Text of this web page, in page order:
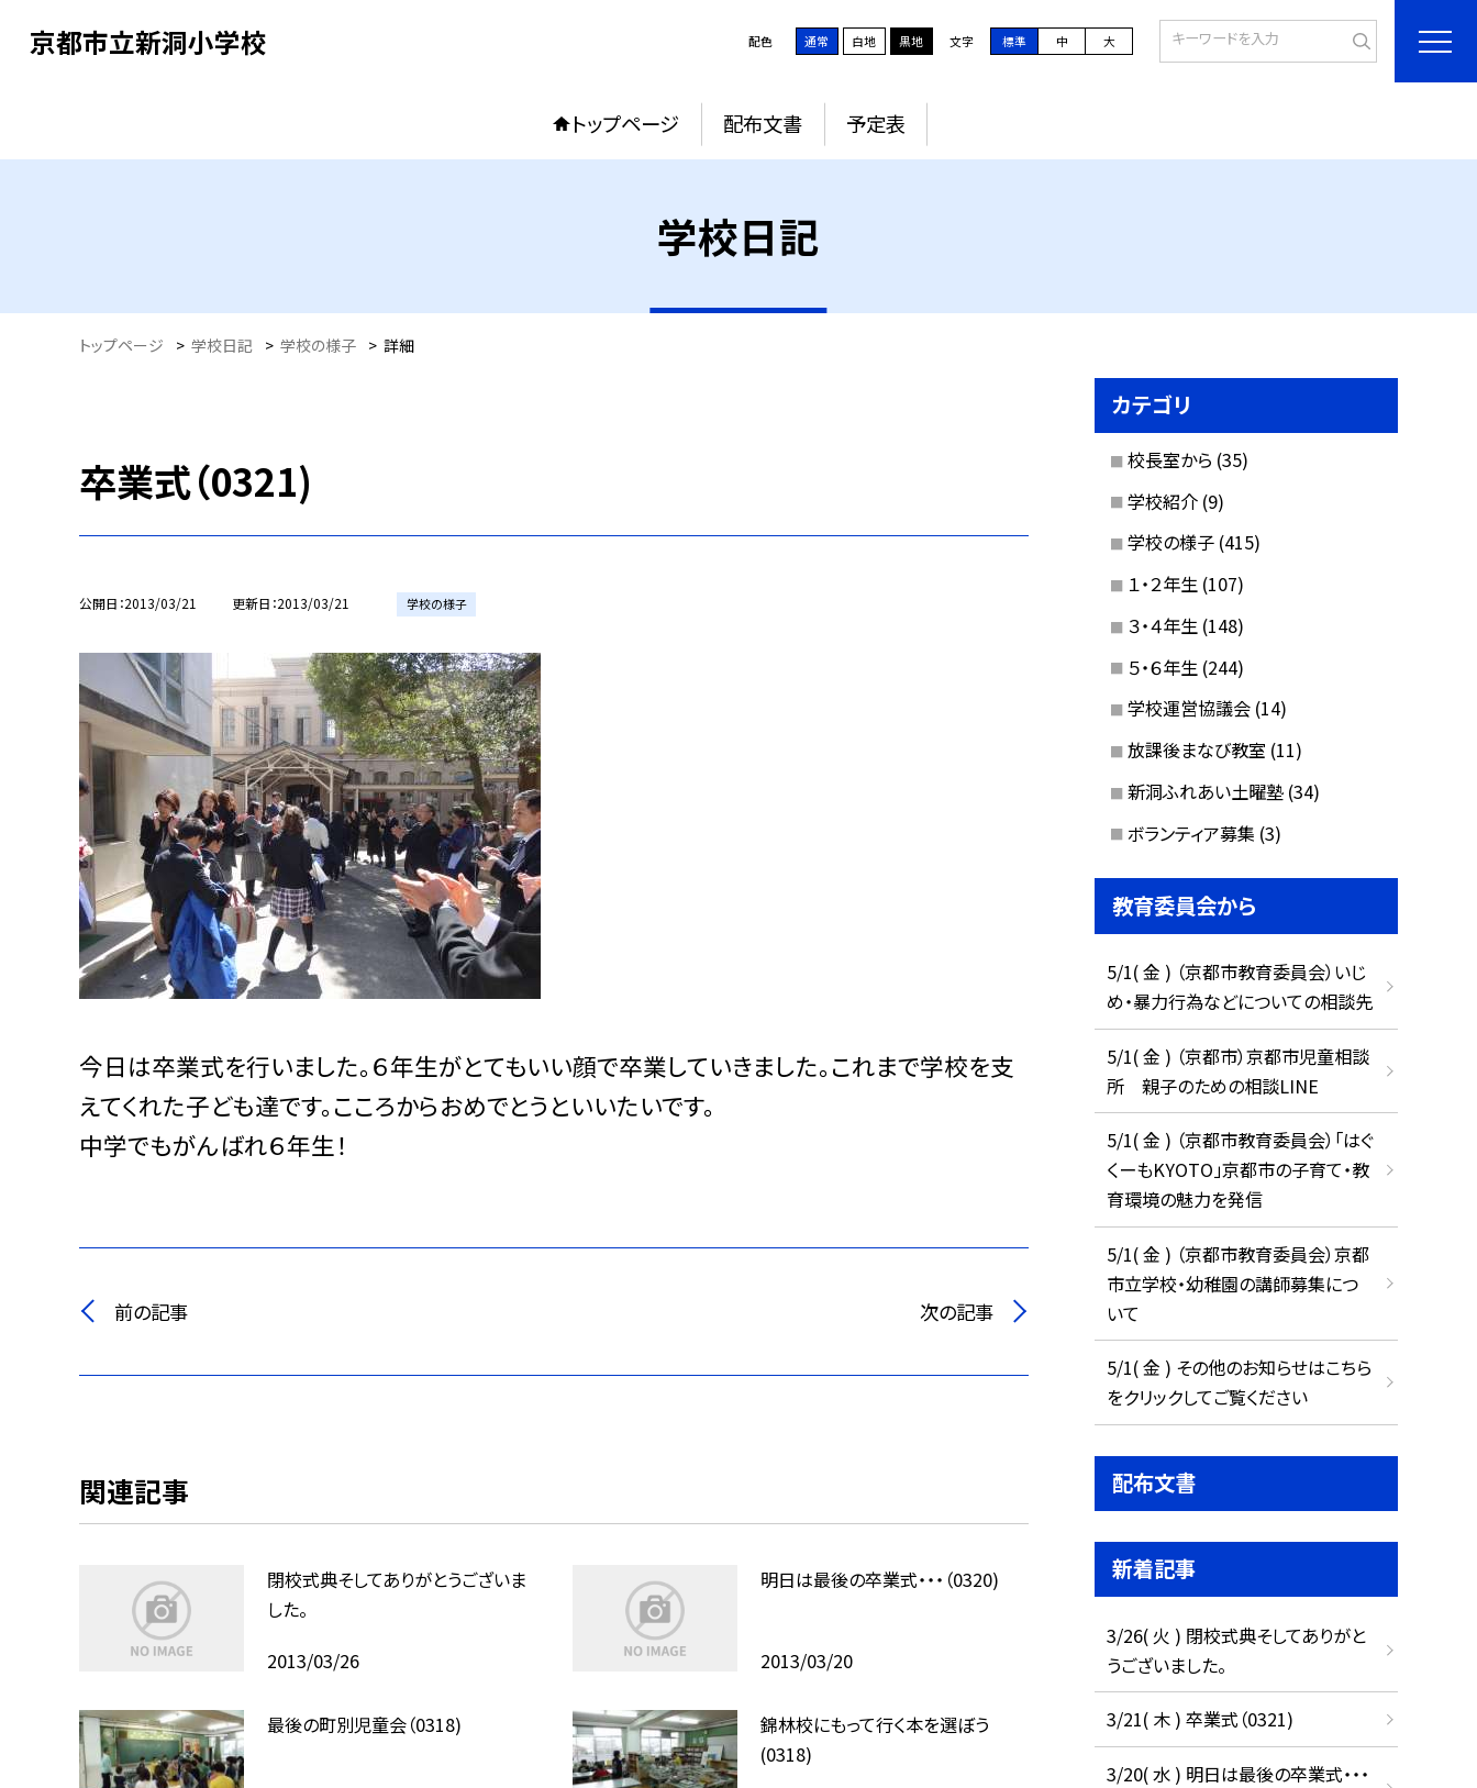
京都市立新洞小学校 配色 通常 白地 黒地 文字 標準 中 大
トップページ 配布文書 予定表
学校日記
トップページ > 学校日記 > 学校の様子 > 詳細
卒業式（0321)
公開日 2013/03/21 更新日 2013/03/21 学校の様子
今日は卒業式を行いました。６年生がとてもいい顔で卒業していきました。これまで学校を支
えてくれた子ども達です。こころからおめでとうといいたいです。
中学でもがんばれ６年生！
前の記事 次の記事
関連記事
閉校式典そしてありがとうございま
した。
2013/03/26
明日は最後の卒業式・・・（0320)
2013/03/20
最後の町別児童会（0318)
錦林校にもって行く本を選ぼう
(0318)
カテゴリ
校長室から (35)
学校紹介 (9)
学校の様子 (415)
１・２年生 (107)
３・４年生 (148)
５・６年生 (244)
学校運営協議会 (14)
放課後まなび教室 (11)
新洞ふれあい土曜塾 (34)
ボランティア募集 (3)
教育委員会から
5/1( 金 ) （京都市教育委員会）いじ
め・暴力行為などについての相談先
5/1( 金 ) （京都市）京都市児童相談
所 親子のための相談LINE
5/1( 金 ) （京都市教育委員会）「はぐ
くーもKYOTO」京都市の子育て・教
育環境の魅力を発信
5/1( 金 ) （京都市教育委員会）京都
市立学校・幼稚園の講師募集につ
いて
5/1( 金 ) その他のお知らせはこちら
をクリックしてご覧ください
配布文書
新着記事
3/26( 火 ) 閉校式典そしてありがと
うございました。
3/21( 木 ) 卒業式（0321)
3/20( 水 ) 明日は最後の卒業式・・・